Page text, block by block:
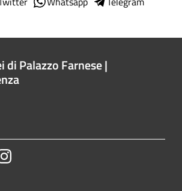
di Palazzo Farnese |
Instagram